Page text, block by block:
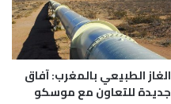
الغاز الطبيعي بالمغرب: آفاق
جديدة للتعاون مع موسكو